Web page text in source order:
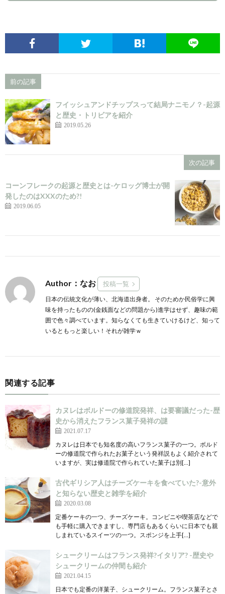
前の記事
フイッシュアンドチップスって結局ナニモノ？-起源
と歴史・トリビアを紹介
2019.05.26
次の記事
コーンフレークの起源と歴史とは-ケロッグ博士が開
発したのはXXXのため?!
2019.06.05
Author：なお 投稿一覧
日本の伝統文化が薄い、北海道出身者。 そのためか民俗学に興
味を持ったものの(金銭面などの問題から)進学はせず、趣味の範
囲で色々調べています。知らなくても生きていけるけど、知って
いるともっと楽しい！それが雑学ｗ
関連する記事
カヌレはボルドーの修道院発祥、は要審議だった-歴
史から消えたフランス菓子発祥の謎
2021.07.17
カヌレは日本でも知名度の高いフランス菓子の一つ。ボルド
ーの修道院で作られたお菓子という発祥説もよく紹介されて
いますが、実は修道院で作られていた菓子は別[…]
古代ギリシア人はチーズケーキを食べていた?-意外
と知らない歴史と雑学を紹介
2020.03.08
定番ケーキの一つ、チーズケーキ。コンビニや喫茶店などで
も手軽に購入できますし、専門店もあるくらいに日本でも親
しまれているスイーツの一つ。スポンジを上手[…]
シュークリームはフランス発祥?イタリア? -歴史や
シュークリームの仲間も紹介
2021.04.15
日本でも定番の洋菓子、シュークリーム。フランス菓子とさ